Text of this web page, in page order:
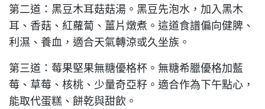
第二道：黑豆木耳菇菇湯。黑豆先泡水，加入黑木
耳、香菇、紅蘿蔔、薑片燉煮。這道食譜偏向健脾、
利濕、養血，適合天氣轉涼或久坐族。
第三道：莓果堅果無糖優格杯。無糖希臘優格加藍
莓、草莓、核桃、少量奇亞籽。適合作為下午點心，
能取代蛋糕、餅乾與甜飲。